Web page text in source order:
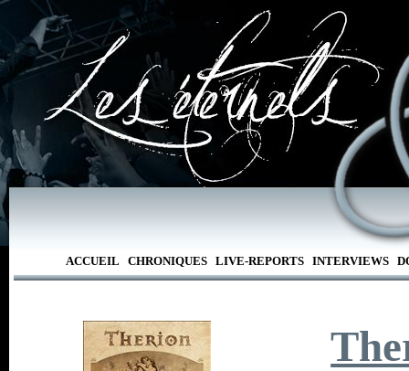
ACCUEIL CHRONIQUES LIVE-REPORTS INTERVIEWS